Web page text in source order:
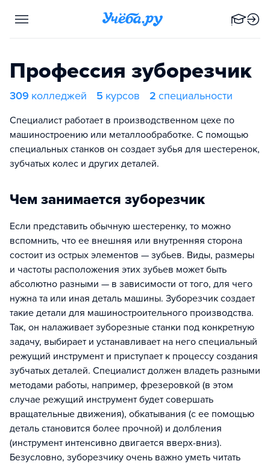
Профессия зуборезчик
309 колледжей 5 курсов 2 специальности
Специалист работает в производственном цехе по
машиностроению или металлообработке. С помощью
специальных станков он создает зубья для шестеренок,
зубчатых колес и других деталей.
Чем занимается зуборезчик
Если представить обычную шестеренку, то можно
вспомнить, что ее внешняя или внутренняя сторона
состоит из острых элементов — зубьев. Виды, размеры
и частоты расположения этих зубьев может быть
абсолютно разными — в зависимости от того, для чего
нужна та или иная деталь машины. Зуборезчик создает
такие детали для машиностроительного производства.
Так, он налаживает зуборезные станки под конкретную
задачу, выбирает и устанавливает на него специальный
режущий инструмент и приступает к процессу создания
зубчатых деталей. Специалист должен владеть разными
методами работы, например, фрезеровкой (в этом
случае режущий инструмент будет совершать
вращательные движения), обкатывания (с ее помощью
деталь становится более прочной) и долбления
(инструмент интенсивно двигается вверх-вниз).
Безусловно, зуборезчику очень важно уметь читать